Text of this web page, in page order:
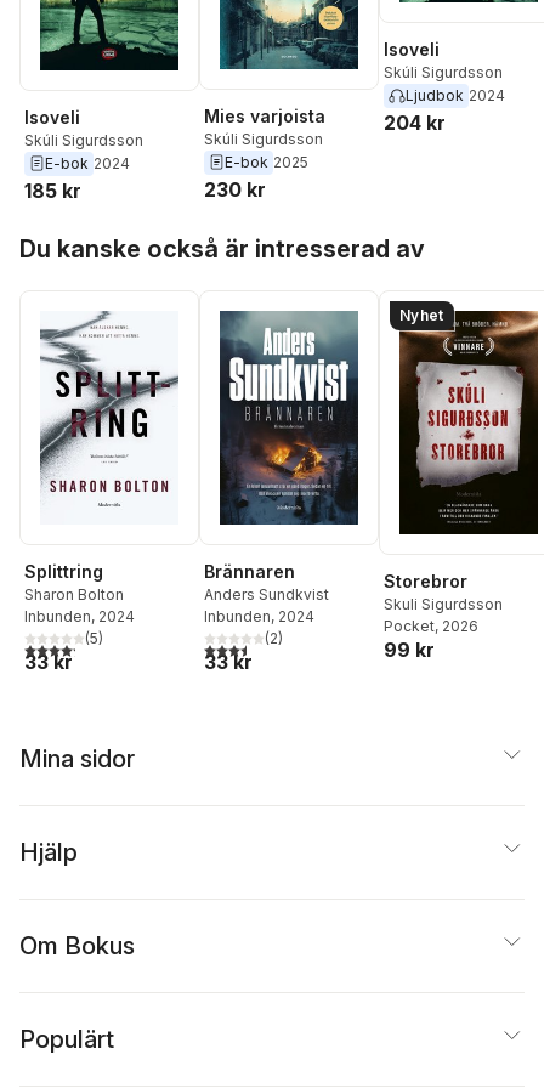
Isoveli
Skúli Sigurdsson
E-bok 2024
185 kr
Mies varjoista
Skúli Sigurdsson
E-bok 2025
230 kr
Isoveli
Skúli Sigurdsson
Ljudbok 2024
204 kr
Du kanske också är intresserad av
Splittring
Sharon Bolton
Inbunden, 2024
4,2utav 5 stjärnor. Totalt antal röster:
(5)
33 kr
Brännaren
Anders Sundkvist
Inbunden, 2024
3,5utav 5 stjärnor. Totalt antal röster:
(2)
33 kr
Nyhet
Storebror
Skuli Sigurdsson
Pocket, 2026
99 kr
Mina sidor
Hjälp
Om Bokus
Populärt